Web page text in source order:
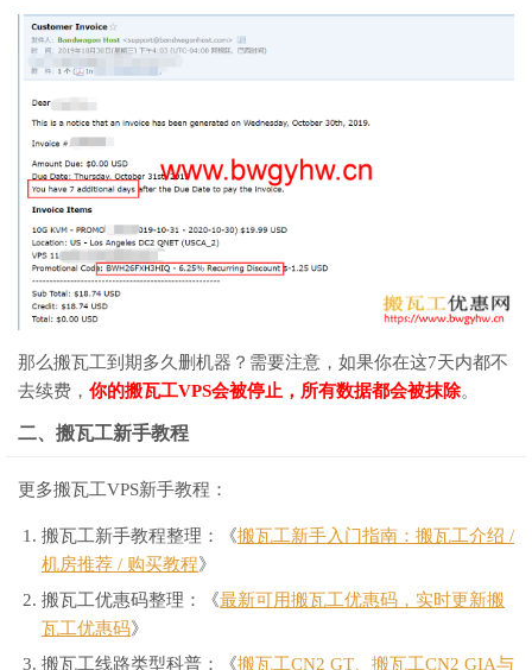
那么搬瓦工到期多久删机器？需要注意，如果你在这7天内都不
去续费， 你的搬瓦工VPS会被停止，所有数据都会被抹除。
二、搬瓦工新手教程
更多搬瓦工VPS新手教程：
搬瓦工新手教程整理：《搬瓦工新手入门指南：搬瓦工介绍 /
机房推荐 / 购买教程》
搬瓦工优惠码整理：《最新可用搬瓦工优惠码，实时更新搬
瓦工优惠码》
搬瓦工线路类型科普：《搬瓦工CN2 GT、搬瓦工CN2 GIA与